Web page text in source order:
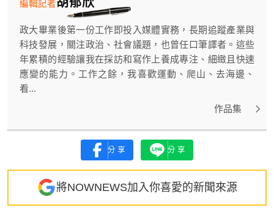
編輯記者
政大畢業後第一份工作即投入媒體實務，長期追蹤產業與
科技發展，關注政治、社會議題，也曾任口筆譯者。這些
年累積的經驗讓我在採訪和寫作上養成專注、細緻且快速
應變的能力。工作之餘，我喜歡運動、爬山、去海邊、
看...
作品集
分享 分享
將NOWNEWS加入你喜愛的新聞來源